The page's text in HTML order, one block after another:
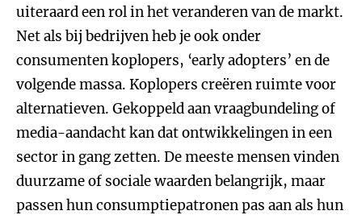
uiteraard een rol in het veranderen van de markt.
Net als bij bedrijven heb je ook onder
consumenten koplopers, ‘early adopters’ en de
volgende massa. Koplopers creëren ruimte voor
alternatieven. Gekoppeld aan vraagbundeling of
media-aandacht kan dat ontwikkelingen in een
sector in gang zetten. De meeste mensen vinden
duurzame of sociale waarden belangrijk, maar
passen hun consumptiepatronen pas aan als hun